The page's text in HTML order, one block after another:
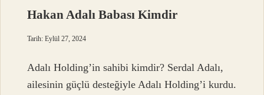
Hakan Adalı Babası Kimdir
Tarih: Eylül 27, 2024
Adalı Holding’in sahibi kimdir? Serdal Adalı,
ailesinin güçlü desteğiyle Adalı Holding’i kurdu.